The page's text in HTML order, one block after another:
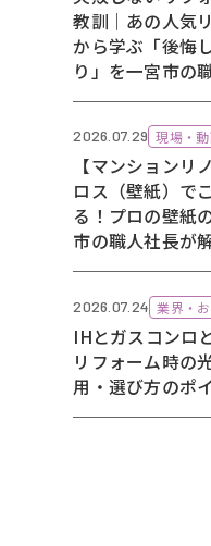
教訓｜あの人気
から学ぶ「後悔
り」を一宮市の
2026.07.29 現場・
【マンションリ
ロス（壁紙）で
る！プロの壁紙
市の職人社長が
2026.07.24 業界・
IHとガスコンロ
リフォーム時の
用・選び方のポ